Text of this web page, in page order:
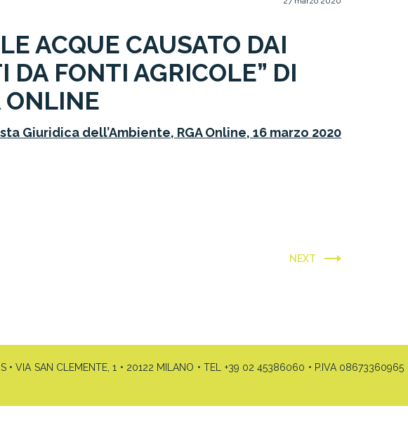
ACQUE CAUSATO DAI
FONTI AGRICOLE” DI
ONLINE
Giuridica dell’Ambiente, RGA Online, 16 marzo 2020
NEXT
• VIA SAN CLEMENTE, 1 • 20122 MILANO • TEL +39 02 45386060 • P.IVA 08673360965 |